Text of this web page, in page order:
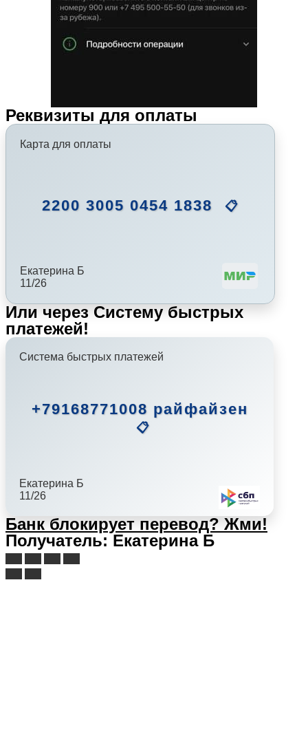
Реквизиты для оплаты
Карта для оплаты
2200 3005 0454 1838 📋
Екатерина Б
11/26
Или через Систему быстрых
платежей!
Система быстрых платежей
+79168771008 райфайзен
📋
Екатерина Б
11/26
Банк блокирует перевод? Жми!
Получатель: Екатерина Б